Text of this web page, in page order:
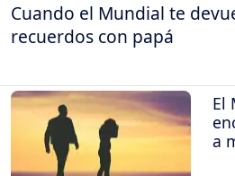
Cuando el Mundial te
recuerdos con papá
El
a